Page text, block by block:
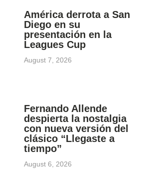
América derrota a San
Diego en su
presentación en la
Leagues Cup
August 7, 2026
Fernando Allende
despierta la nostalgia
con nueva versión del
clásico “Llegaste a
tiempo”
August 6, 2026